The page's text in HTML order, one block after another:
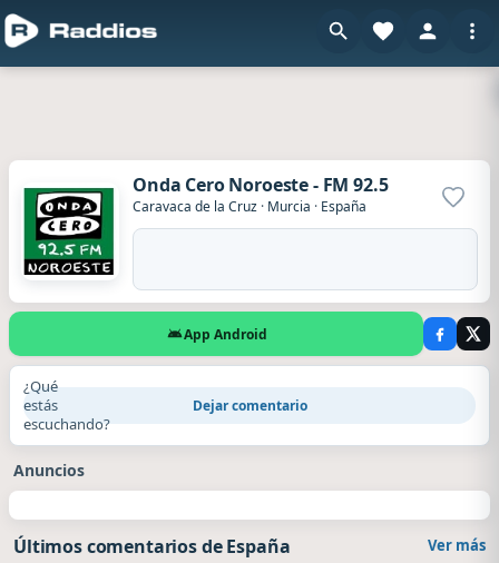
Onda Cero Noroeste - FM 92.5
Caravaca de la Cruz · Murcia · España
App Android
¿Qué
estás
escuchando?
Dejar comentario
Anuncios
Últimos comentarios de España Ver más